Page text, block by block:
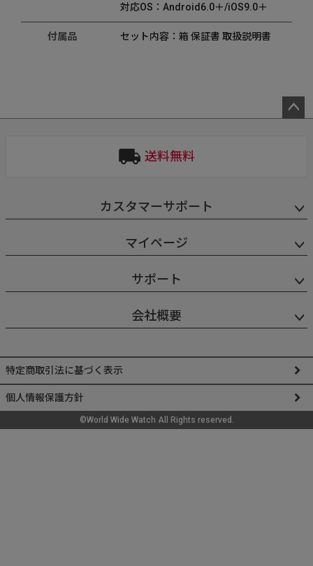
対応OS：Android6.0＋/iOS9.0＋
付属品 セット内容：箱 保証書 取扱説明書
送料無料
カスタマーサポート
マイページ
サポート
会社概要
特定商取引法に基づく表示
個人情報保護方針
©World Wide Watch All Rights reserved.